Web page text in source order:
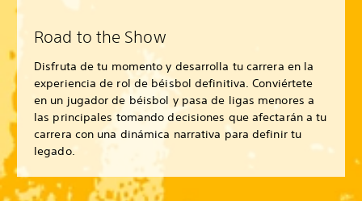
Road to the Show
Disfruta de tu momento y desarrolla tu carrera en la
experiencia de rol de béisbol definitiva. Conviértete
en un jugador de béisbol y pasa de ligas menores a
las principales tomando decisiones que afectarán a tu
carrera con una dinámica narrativa para definir tu
legado.